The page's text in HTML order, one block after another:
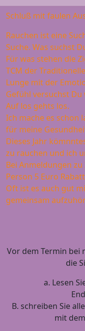
Schluß mit faulen
Rauchen ist eine
Suche. Was suchst
Für was stehen die
TCM der
Lunge mit der
Gefühl versuchst Du
Auf los gehts los.
Ich mache es schon
für meine
Dieses Jahr
zu rauchen und ich
Bei Anmeldungen
Person 5 Euro
Oft ist es auch gut
gemeinsam
Vor dem Termin bei
die
a. Lesen
B. schreiben Sie
mit